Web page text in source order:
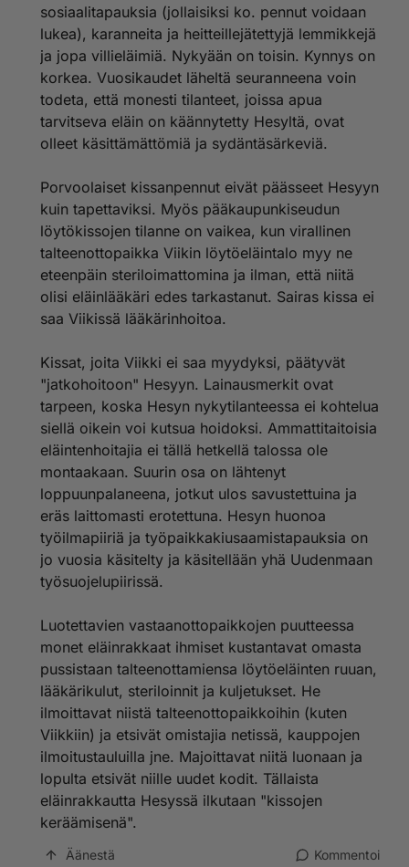
sosiaalitapauksia (jollaisiksi ko. pennut voidaan
lukea), karanneita ja heitteillejätettyjä lemmikkejä
ja jopa villieläimiä. Nykyään on toisin. Kynnys on
korkea. Vuosikaudet läheltä seuranneena voin
todeta, että monesti tilanteet, joissa apua
tarvitseva eläin on käännytetty Hesyltä, ovat
olleet käsittämättömiä ja sydäntäsärkeviä.
Porvoolaiset kissanpennut eivät päässeet Hesyyn
kuin tapettaviksi. Myös pääkaupunkiseudun
löytökissojen tilanne on vaikea, kun virallinen
talteenottopaikka Viikin löytöeläintalo myy ne
eteenpäin steriloimattomina ja ilman, että niitä
olisi eläinlääkäri edes tarkastanut. Sairas kissa ei
saa Viikissä lääkärinhoitoa.
Kissat, joita Viikki ei saa myydyksi, päätyvät
"jatkohoitoon" Hesyyn. Lainausmerkit ovat
tarpeen, koska Hesyn nykytilanteessa ei kohtelua
siellä oikein voi kutsua hoidoksi. Ammattitaitoisia
eläintenhoitajia ei tällä hetkellä talossa ole
montaakaan. Suurin osa on lähtenyt
loppuunpalaneena, jotkut ulos savustettuina ja
eräs laittomasti erotettuna. Hesyn huonoa
työilmapiiriä ja työpaikkakiusaamistapauksia on
jo vuosia käsitelty ja käsitellään yhä Uudenmaan
työsuojelupiirissä.
Luotettavien vastaanottopaikkojen puutteessa
monet eläinrakkaat ihmiset kustantavat omasta
pussistaan talteenottamiensa löytöeläinten ruuan,
lääkärikulut, steriloinnit ja kuljetukset. He
ilmoittavat niistä talteenottopaikkoihin (kuten
Viikkiin) ja etsivät omistajia netissä, kauppojen
ilmoitustauluilla jne. Majoittavat niitä luonaan ja
lopulta etsivät niille uudet kodit. Tällaista
eläinrakkautta Hesyssä ilkutaan "kissojen
keräämisenä".
Äänestä Kommentoi